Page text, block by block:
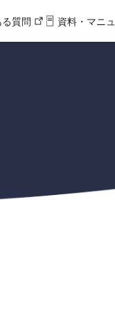
質問 資料・マニ